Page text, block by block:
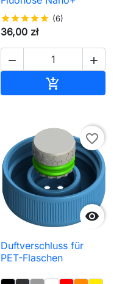
starstarstarstarstar (6)
36,00 zł
 


favorite_border
Duftverschluss für
PET-Flaschen